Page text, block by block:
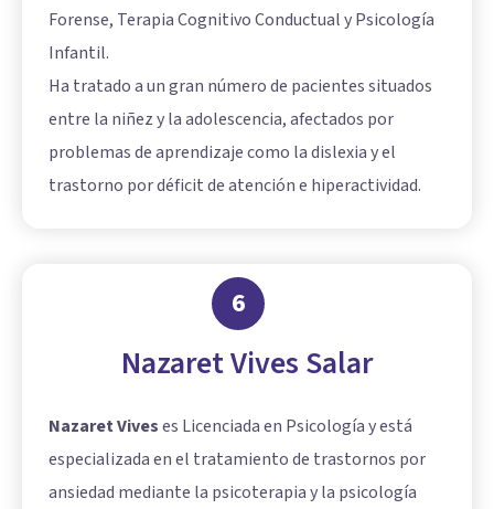
Forense, Terapia Cognitivo Conductual y Psicología
Infantil.
Ha tratado a un gran número de pacientes situados
entre la niñez y la adolescencia, afectados por
problemas de aprendizaje como la dislexia y el
trastorno por déficit de atención e hiperactividad.
6
Nazaret Vives Salar
Nazaret Viveses Licenciada en Psicología y está
especializada en el tratamiento de trastornos por
ansiedad mediante la psicoterapia y la psicología